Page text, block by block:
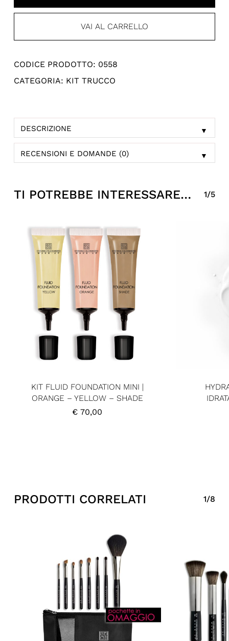
VAI AL CARRELLO
CODICE PRODOTTO: 0558
CATEGORIA: KIT TRUCCO
DESCRIZIONE ▼
RECENSIONI E DOMANDE (0) ▼
TI POTREBBE INTERESSARE… 1/5
KIT FLUID FOUNDATION MINI |
ORANGE – YELLOW – SHADE
€ 70,00
PRODOTTI CORRELATI 1/8